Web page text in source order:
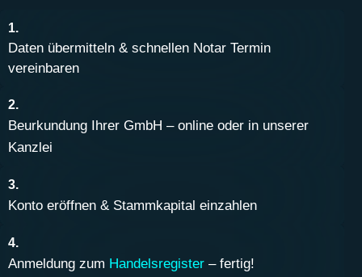
1.
Daten übermitteln & schnellen Notar Termin
vereinbaren
2.
Beurkundung Ihrer GmbH – online oder in unserer
Kanzlei
3.
Konto eröffnen & Stammkapital einzahlen
4.
Anmeldung zum Handelsregister – fertig!